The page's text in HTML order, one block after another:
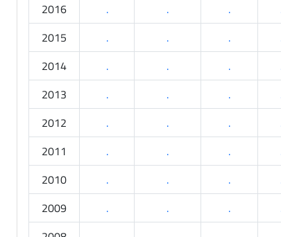
2016
. . .
2015
. . .
2014
. . .
2013
. . .
2012
. . .
2011
. . .
2010
. . .
2009
. . .